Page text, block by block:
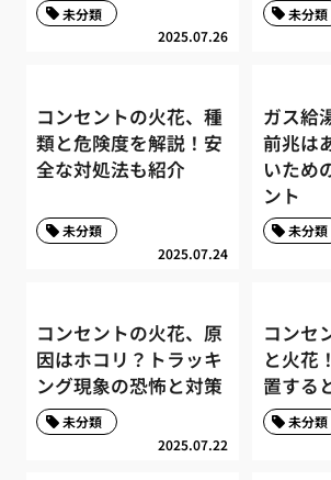
2025.07.26
未分類 未分類
コンセントの火花、種
類と危険度を解説！安
全な対処法も紹介
2025.07.24
未分類
ガス給
前兆は
いため
ント
未分類
コンセントの火花、原
因はホコリ？トラッキ
ング現象の恐怖と対策
2025.07.22
未分類
コンセ
と火花
置する
未分類